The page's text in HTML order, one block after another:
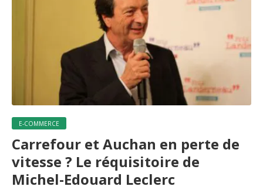
E-COMMERCE
Carrefour et Auchan en perte de
vitesse ? Le réquisitoire de
Michel-Edouard Leclerc